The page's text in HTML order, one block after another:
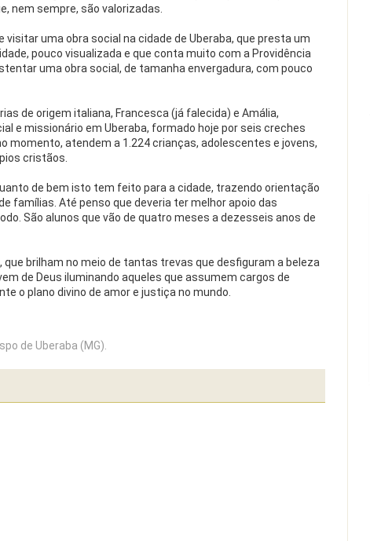
nem sempre, são valorizadas.
visitar uma obra social na cidade de Uberaba, que presta um
pouco visualizada e que conta muito com a Providência
uma obra social, de tamanha envergadura, com pouco
de origem italiana, Francesca (já falecida) e Amália,
e missionário em Uberaba, formado hoje por seis creches
momento, atendem a 1.224 crianças, adolescentes e jovens,
cristãos.
de bem isto tem feito para a cidade, trazendo orientação
famílias. Até penso que deveria ter melhor apoio das
São alunos que vão de quatro meses a dezesseis anos de
brilham no meio de tantas trevas que desfiguram a beleza
de Deus iluminando aqueles que assumem cargos de
o plano divino de amor e justiça no mundo.
de Uberaba (MG).